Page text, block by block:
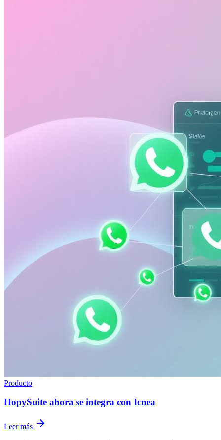
Producto
HopySuite ahora se integra con Icnea
Leer más